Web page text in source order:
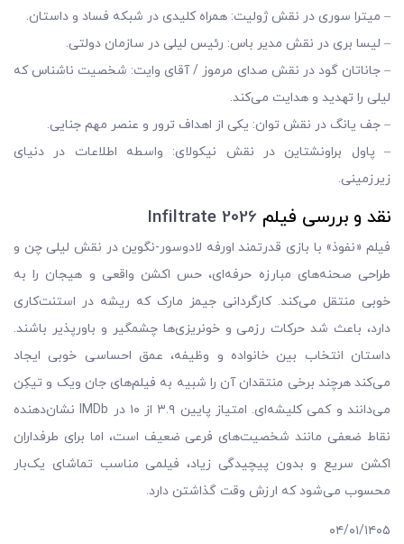
– میترا سوری در نقش ژولیت: همراه کلیدی در شبکه فساد و داستان.
– لیسا بری در نقش مدیر باس: رئیس لیلی در سازمان دولتی.
– جاناتان گود در نقش صدای مرموز / آقای وایت: شخصیت ناشناس که
لیلی را تهدید و هدایت می‌کند.
– جف یانگ در نقش توان: یکی از اهداف ترور و عنصر مهم جنایی.
– پاول براونشتاین در نقش نیکولای: واسطه اطلاعات در دنیای
زیرزمینی.
نقد و بررسی فیلم Infiltrate 2026
فیلم «نفوذ» با بازی قدرتمند اورفه لادوسور-نگوین در نقش لیلی چن و
طراحی صحنه‌های مبارزه حرفه‌ای، حس اکشن واقعی و هیجان را به
خوبی منتقل می‌کند. کارگردانی جیمز مارک که ریشه در استنت‌کاری
دارد، باعث شد حرکات رزمی و خونریزی‌ها چشمگیر و باورپذیر باشند.
داستان انتخاب بین خانواده و وظیفه، عمق احساسی خوبی ایجاد
می‌کند هرچند برخی منتقدان آن را شبیه به فیلم‌های جان ویک و تیکِن
می‌دانند و کمی کلیشه‌ای. امتیاز پایین ۳.۹ از ۱۰ در IMDb نشان‌دهنده
نقاط ضعفی مانند شخصیت‌های فرعی ضعیف است، اما برای طرفداران
اکشن سریع و بدون پیچیدگی زیاد، فیلمی مناسب تماشای یک‌بار
محسوب می‌شود که ارزش وقت گذاشتن دارد.
۰۴/۰۱/۱۴۰۵